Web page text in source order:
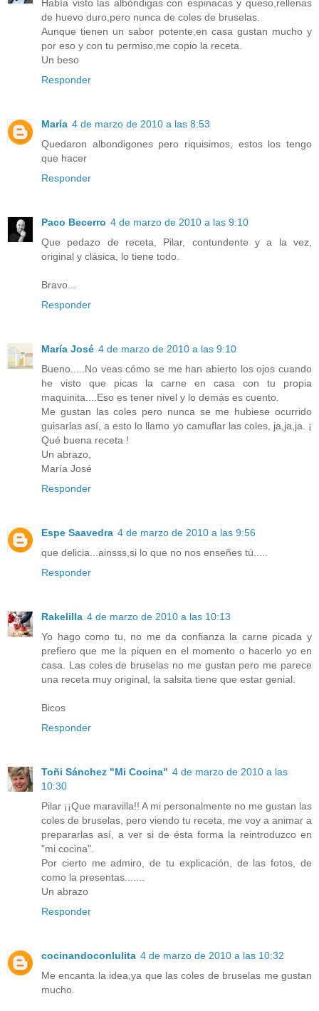
Había visto las albóndigas con espinacas y queso,rellenas
de huevo duro,pero nunca de coles de bruselas.
Aunque tienen un sabor potente,en casa gustan mucho y
por eso y con tu permiso,me copio la receta.
Un beso
Responder
María 4 de marzo de 2010 a las 8:53
Quedaron albondigones pero riquisimos, estos los tengo
que hacer
Responder
Paco Becerro 4 de marzo de 2010 a las 9:10
Que pedazo de receta, Pilar, contundente y a la vez,
original y clásica, lo tiene todo.
Bravo...
Responder
María José 4 de marzo de 2010 a las 9:10
Bueno.....No veas cómo se me han abierto los ojos cuando
he visto que picas la carne en casa con tu propia
maquinita....Eso es tener nivel y lo demás es cuento.
Me gustan las coles pero nunca se me hubiese ocurrido
guisarlas así, a esto lo llamo yo camuflar las coles, ja,ja,ja. ¡
Qué buena receta !
Un abrazo,
María José
Responder
Espe Saavedra 4 de marzo de 2010 a las 9:56
que delicia...ainsss,si lo que no nos enseñes tú.....
Responder
Rakelilla 4 de marzo de 2010 a las 10:13
Yo hago como tu, no me da confianza la carne picada y
prefiero que me la piquen en el momento o hacerlo yo en
casa. Las coles de bruselas no me gustan pero me parece
una receta muy original, la salsita tiene que estar genial.
Bicos
Responder
Toñi Sánchez "Mi Cocina" 4 de marzo de 2010 a las
10:30
Pilar ¡¡Que maravilla!! A mi personalmente no me gustan las
coles de bruselas, pero viendo tu receta, me voy a animar a
prepararlas así, a ver si de ésta forma la reintroduzco en
"mi cocina".
Por cierto me admiro, de tu explicación, de las fotos, de
como la presentas.......
Un abrazo
Responder
cocinandoconlulita 4 de marzo de 2010 a las 10:32
Me encanta la idea,ya que las coles de bruselas me gustan
mucho.